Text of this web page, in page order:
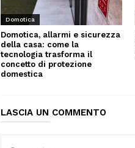
Domotica
Domotica, allarmi e sicurezza
della casa: come la
tecnologia trasforma il
concetto di protezione
domestica
LASCIA UN COMMENTO